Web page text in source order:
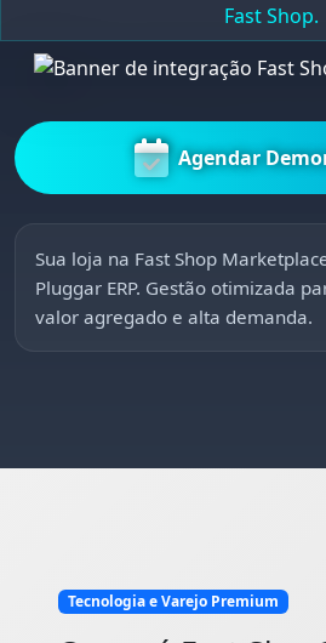
Fast Shop.
Agendar
Sua loja na Fast Shop
Pluggar ERP. Gestão otimizada
valor agregado e alta demanda.
Tecnologia e Varejo Premium